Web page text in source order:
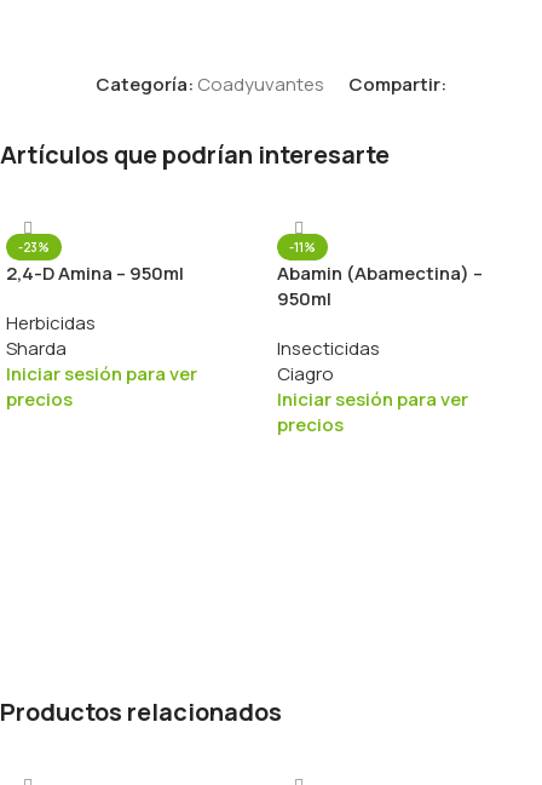
Categoría: Coadyuvantes Compartir:
Artículos que podrían interesarte
-23%
2,4-D Amina – 950ml
Herbicidas
Sharda
Iniciar sesión para ver
precios
-11%
Abamin (Abamectina) –
950ml
Insecticidas
Ciagro
Iniciar sesión para ver
precios
Productos relacionados